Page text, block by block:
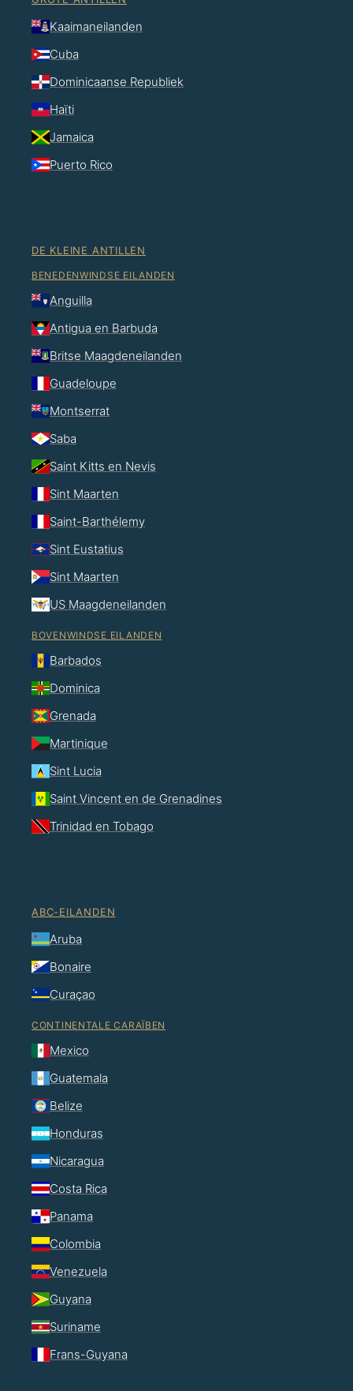
Kaaimaneilanden
Cuba
Dominicaanse Republiek
Haïti
Jamaica
Puerto Rico
DE KLEINE ANTILLEN
BENEDENWINDSE EILANDEN
Anguilla
Antigua en Barbuda
Britse Maagdeneilanden
Guadeloupe
Montserrat
Saba
Saint Kitts en Nevis
Sint Maarten
Saint-Barthélemy
Sint Eustatius
Sint Maarten
US Maagdeneilanden
BOVENWINDSE EILANDEN
Barbados
Dominica
Grenada
Martinique
Sint Lucia
Saint Vincent en de Grenadines
Trinidad en Tobago
ABC-EILANDEN
Aruba
Bonaire
Curaçao
CONTINENTALE CARAÏBEN
Mexico
Guatemala
Belize
Honduras
Nicaragua
Costa Rica
Panama
Colombia
Venezuela
Guyana
Suriname
Frans-Guyana